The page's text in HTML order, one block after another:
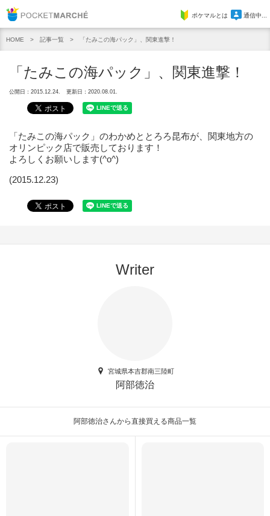
Pocket Marcheポケマルとは 通信中...
HOME 記事一覧 「たみこの海パック」、関東進撃！
「たみこの海パック」、関東進撃！
公開日：2015.12.24. 更新日：2020.08.01.
「たみこの海パック」のわかめととろろ昆布が、関東地方の
オリンピック店で販売しております！
よろしくお願いします(^o^)
(2015.12.23)
Writer
宮城県本吉郡南三陸町
阿部徳治
阿部徳治さんから直接買える商品一覧